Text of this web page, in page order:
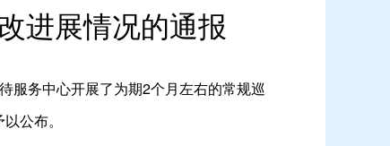
进展情况的通报
服务中心开展了为期2个月左右的常规巡
公布。